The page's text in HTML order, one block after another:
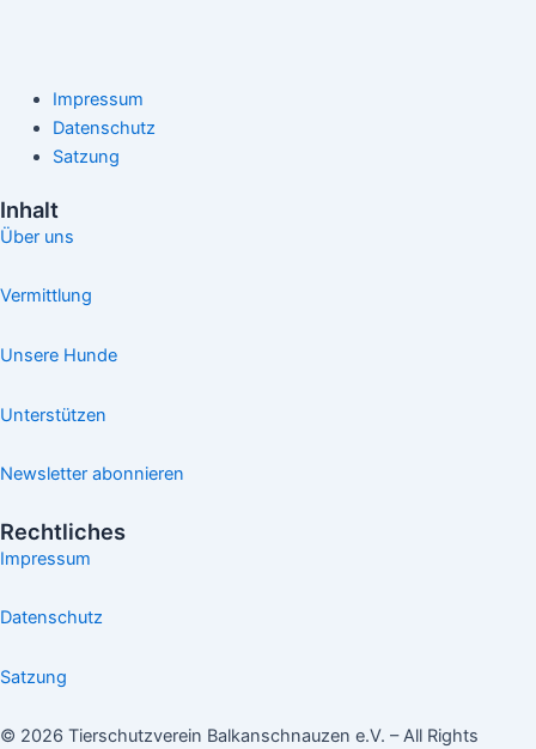
Impressum
Datenschutz
Satzung
Inhalt
Über uns
Vermittlung
Unsere Hunde
Unterstützen
Newsletter abonnieren
Rechtliches
Impressum
Datenschutz
Satzung
© 2026 Tierschutzverein Balkanschnauzen e.V. – All Rights